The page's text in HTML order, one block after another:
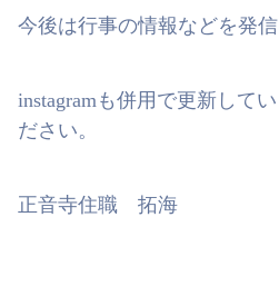
今後は行事の情報などを発
instagramも併用で更新して
ださい。
正音寺住職 拓海